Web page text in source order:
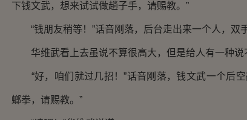
下钱文武，想来试试做趟子手，请赐教。”
“钱朋友稍等！”话音刚落，后台走出来一个人，双
华维武看上去虽说不算很高大，但是给人有一种说
“好，咱们就过几招！”话音刚落，钱文武一个后空
螂拳，请赐教。”